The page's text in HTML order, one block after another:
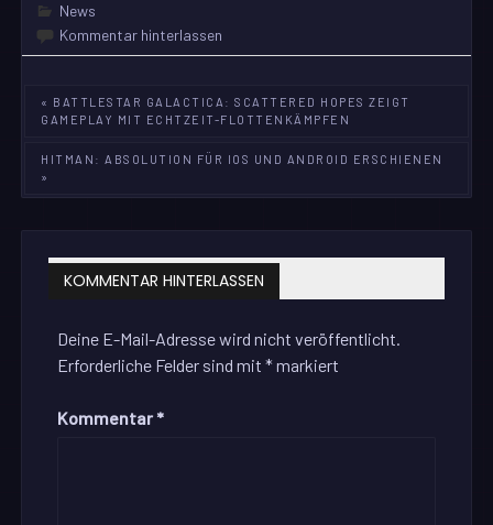
News
Kommentar hinterlassen
Beitragsnavigation
« BATTLESTAR GALACTICA: SCATTERED HOPES ZEIGT
GAMEPLAY MIT ECHTZEIT-FLOTTENKÄMPFEN
HITMAN: ABSOLUTION FÜR IOS UND ANDROID ERSCHIENEN
»
KOMMENTAR HINTERLASSEN
Deine E-Mail-Adresse wird nicht veröffentlicht.
Erforderliche Felder sind mit*markiert
Kommentar *